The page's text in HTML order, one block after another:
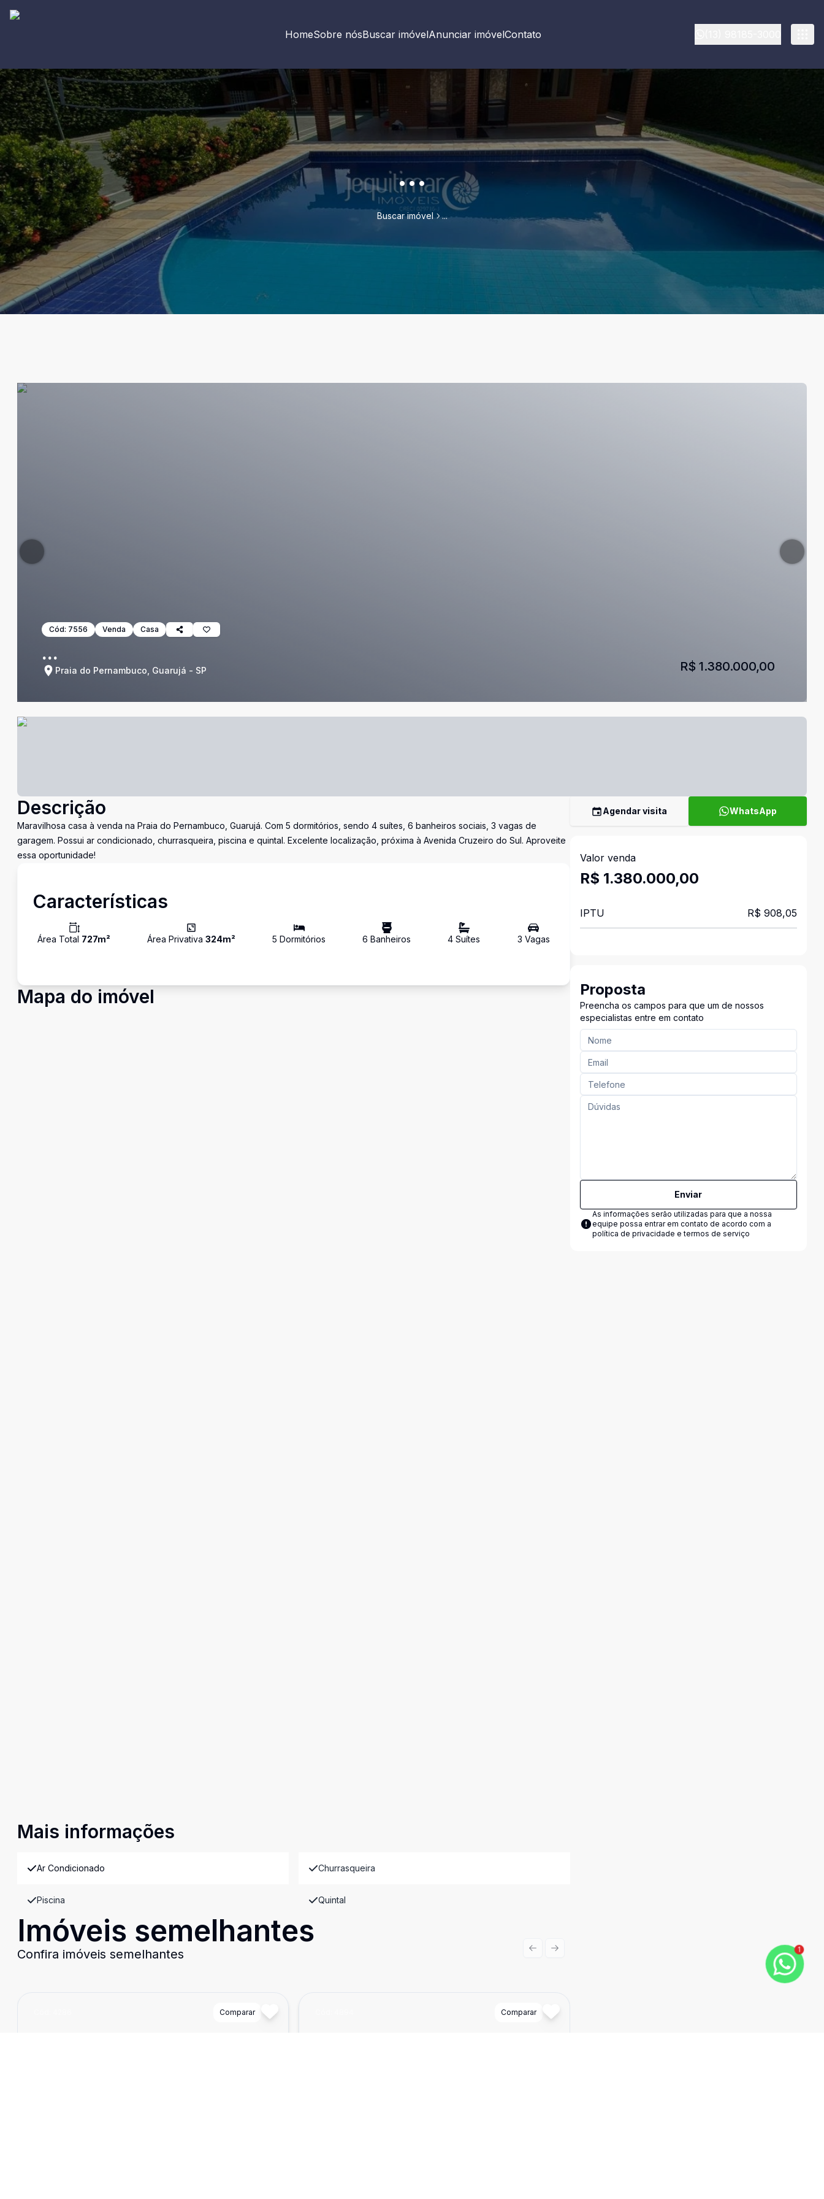
HomeSobre nósBuscar imóvelAnunciar imóvelContato
...
Buscar imóvel ...
Cód: 7556 Venda Casa
...
Praia do Pernambuco, Guarujá - SP R$ 1.380.000,00
Descrição
Maravilhosa casa à venda na Praia do Pernambuco, Guarujá. Com 5 dormitórios, sendo 4 suítes, 6 banheiros sociais, 3 vagas de
garagem. Possui ar condicionado, churrasqueira, piscina e quintal. Excelente localização, próxima à Avenida Cruzeiro do Sul. Aproveite
essa oportunidade!
Características
Área Total 727m² Área Privativa324m² 5 Dormitórios 6 Banheiros 4 Suítes 3 Vagas
Mapa do imóvel
Mais informações
Ar Condicionado Churrasqueira
Piscina Quintal
Imóveis semelhantes
Confira imóveis semelhantes
Comparar Comparar
Previous slide
Next slide
Agendar visita WhatsApp
Valor venda
R$ 1.380.000,00
IPTU R$ 908,05
Proposta
Preencha os campos para que um de nossos
especialistas entre em contato
Enviar
As informações serão utilizadas para que a nossa
equipe possa entrar em contato de acordo com a
política de privacidade e termos de serviço
1